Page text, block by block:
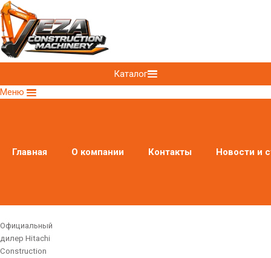
Каталог
Меню
Главная О компании Контакты Новости и
Официальный
дилер Hitachi
Construction